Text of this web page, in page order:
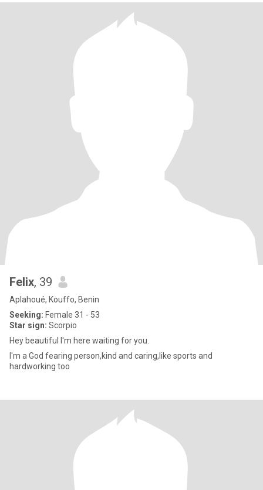
Felix, 39
Aplahoué, Kouffo, Benin
Seeking: Female 31 - 53
Star sign: Scorpio
Hey beautiful I'm here waiting for you.
I'm a God fearing person,kind and caring,like sports and
hardworking too